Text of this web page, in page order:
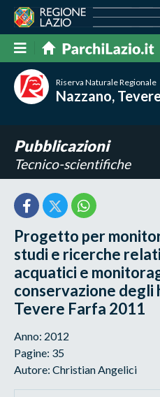
Riserva Naturale Regionale
Nazzano,
Pubblicazioni
Tecnico-scientifiche
Progetto per
studi e ricerche
acquatici e
conservazione degli
Tevere Farfa 2011
Anno: 2012
Pagine: 35
Autore: Christian Angelici